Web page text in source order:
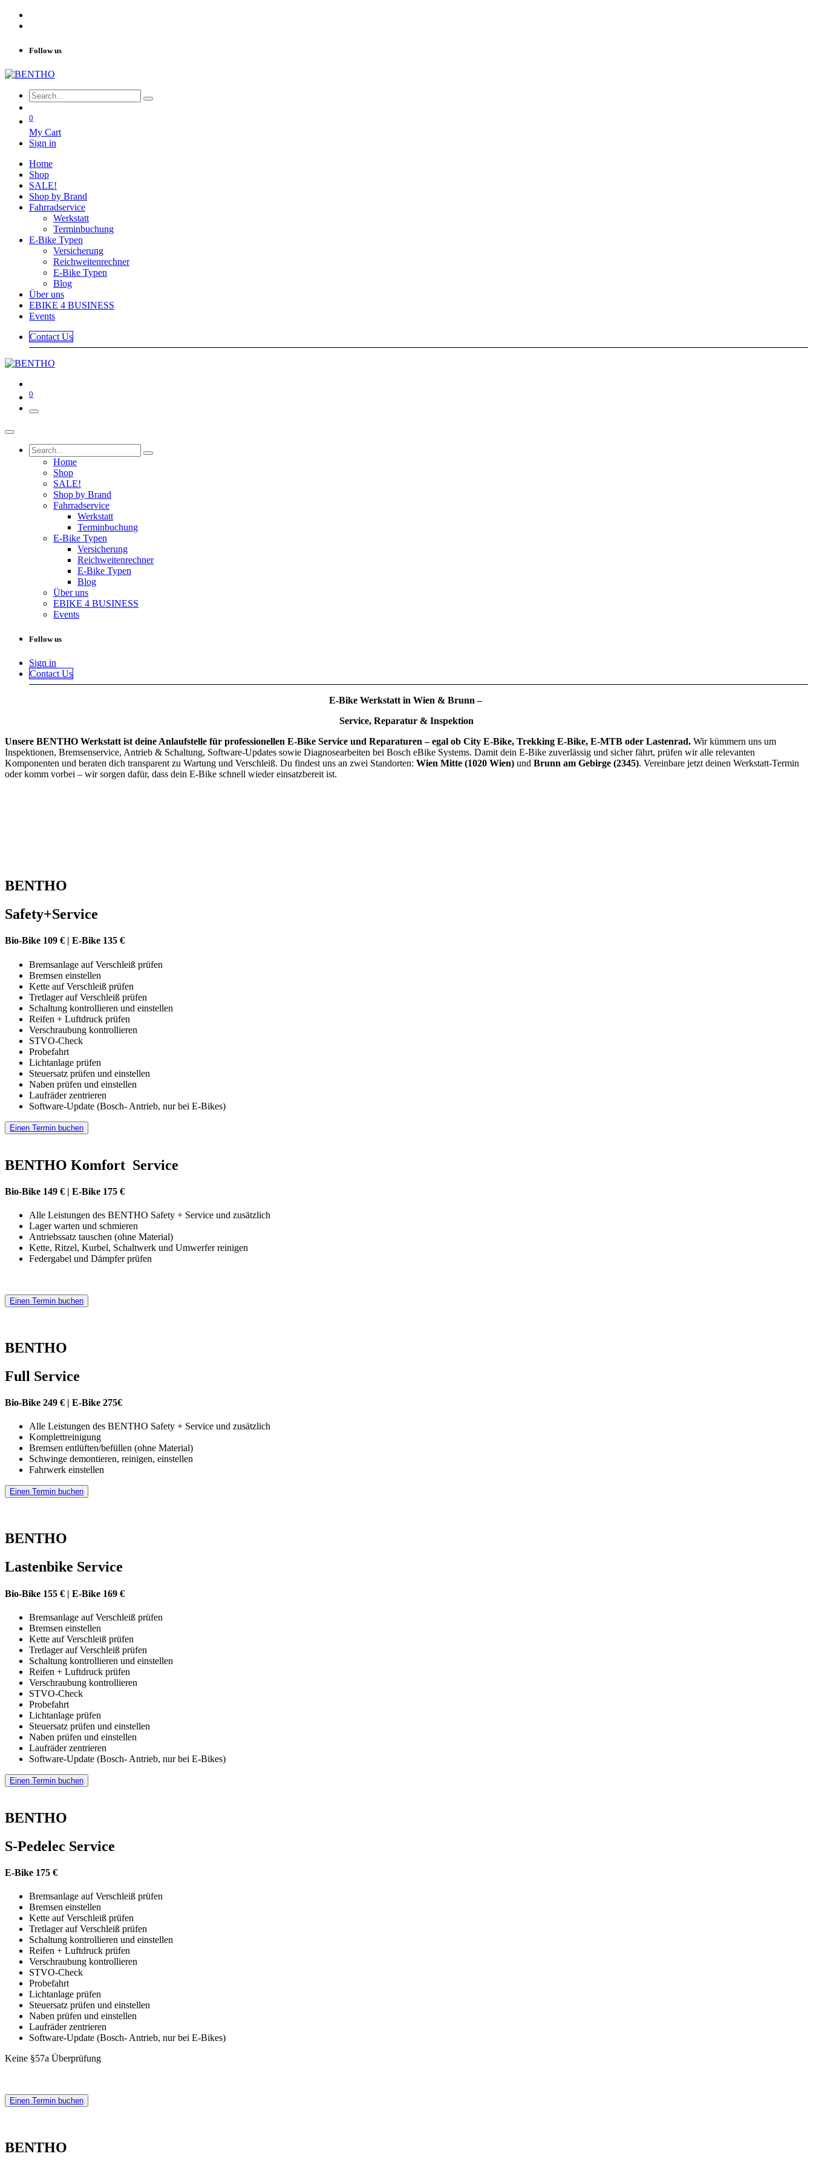
Follow us
0
My Cart
Sign in
Home
Shop
SALE!
Shop by Brand
Fahrradservice
Werkstatt
Terminbuchung
E-Bike Typen
Versicherung
Reichweitenrechner
E-Bike Typen
Blog
Über uns
EBIKE 4 BUSINESS
Events
Contact Us
0
Home
Shop
SALE!
Shop by Brand
Fahrradservice
Werkstatt
Terminbuchung
E-Bike Typen
Versicherung
Reichweitenrechner
E-Bike Typen
Blog
Über uns
EBIKE 4 BUSINESS
Events
Follow us
Sign in
Contact Us
E-Bike Werkstatt in Wien & Brunn –
Service, Reparatur & Inspektion
Unsere BENTHO Werkstatt ist deine Anlaufstelle für professionellen E-Bike Service und Reparaturen – egal ob City E-Bike, Trekking E-Bike, E-MTB oder Lastenrad. Wir kümmern uns um
Inspektionen, Bremsenservice, Antrieb & Schaltung, Software-Updates sowie Diagnosearbeiten bei Bosch eBike Systems. Damit dein E-Bike zuverlässig und sicher fährt, prüfen wir alle relevanten
Komponenten und beraten dich transparent zu Wartung und Verschleiß. Du findest uns an zwei Standorten: Wien Mitte (1020 Wien) und Brunn am Gebirge (2345). Vereinbare jetzt deinen Werkstatt-Termin
oder komm vorbei – wir sorgen dafür, dass dein E-Bike schnell wieder einsatzbereit ist.
BENTHO
Safety+Service
Bio-Bike 109 € | E-Bike 135 €
Bremsanlage auf Verschleiß prüfen
Bremsen einstellen
Kette auf Verschleiß prüfen
Tretlager auf Verschleiß prüfen
Schaltung kontrollieren und einstellen
Reifen + Luftdruck prüfen
Verschraubung kontrollieren
STVO-Check
Probefahrt
Lichtanlage prüfen
Steuersatz prüfen und einstellen
Naben prüfen und einstellen
Laufräder zentrieren
Software-Update (Bosch- Antrieb, nur bei E-Bikes)
Einen Termin buchen
BENTHO Komfort Service
Bio-Bike 149 € | E-Bike 175 €
Alle Leistungen des BENTHO Safety + Service und zusätzlich
Lager warten und schmieren
Antriebssatz tauschen (ohne Material)
Kette, Ritzel, Kurbel, Schaltwerk und Umwerfer reinigen
Federgabel und Dämpfer prüfen
Einen Termin buchen
BENTHO
Full Service
Bio-Bike 249 € | E-Bike 275€
Alle Leistungen des BENTHO Safety + Service und zusätzlich
Komplettreinigung
Bremsen entlüften/befüllen (ohne Material)
Schwinge demontieren, reinigen, einstellen
Fahrwerk einstellen
Einen Termin buchen
BENTHO
Lastenbike Service
Bio-Bike 155 € | E-Bike 169 €
Bremsanlage auf Verschleiß prüfen
Bremsen einstellen
Kette auf Verschleiß prüfen
Tretlager auf Verschleiß prüfen
Schaltung kontrollieren und einstellen
Reifen + Luftdruck prüfen
Verschraubung kontrollieren
STVO-Check
Probefahrt
Lichtanlage prüfen
Steuersatz prüfen und einstellen
Naben prüfen und einstellen
Laufräder zentrieren
Software-Update (Bosch- Antrieb, nur bei E-Bikes)
Einen Termin buchen
BENTHO
S-Pedelec Service
E-Bike 175 €
Bremsanlage auf Verschleiß prüfen
Bremsen einstellen
Kette auf Verschleiß prüfen
Tretlager auf Verschleiß prüfen
Schaltung kontrollieren und einstellen
Reifen + Luftdruck prüfen
Verschraubung kontrollieren
STVO-Check
Probefahrt
Lichtanlage prüfen
Steuersatz prüfen und einstellen
Naben prüfen und einstellen
Laufräder zentrieren
Software-Update (Bosch- Antrieb, nur bei E-Bikes)
Keine §57a Überprüfung
Einen Termin buchen
BENTHO